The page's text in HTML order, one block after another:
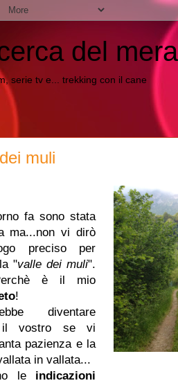
del
serie tv e... trekking con il cane
muli
fa sono stata
ma...non vi dirò
preciso per
"valle dei muli".
è il mio
!
diventare
il vostro se vi
pazienza e la
in vallata...
le indicazioni